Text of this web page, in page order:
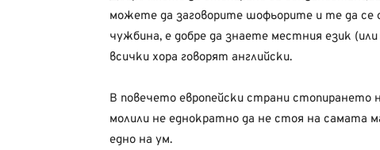
можете да заговорите шофьорите и те да
чужбина, е добре да знаете местния език
всички хора говорят английски.
В повечето европейски страни стопирането
молили не еднократно да не стоя на самата
едно на ум.